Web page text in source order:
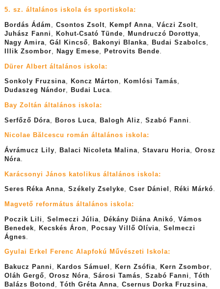
5. sz. általános iskola és sportiskola:
Bordás Ádám , Csontos Zsolt, Kempf Anna, Váczi Zsolt,
Juhász Fanni , Kohut-Csató Tünde, Mundruczó Dorottya,
Nagy Amira, Gál Kincső, Bakonyi Blanka, Budai Szabolcs,
Illik Zsombor, Nagy Emese, Petrovits Bende.
Dürer Albert általános iskola:
Sonkoly Fruzsina, Koncz Márton, Komlósi Tamás,
Dudaszeg Nándor, Budai Luca.
Bay Zoltán általános iskola:
Serfőző Dóra Boros Luca Balogh Aliz Szabó Fanni
Nicolae Bălcescu román általános iskola:
Ávrámucz Lily, Balaci Nicoleta Malina, Stavaru Horia, Orosz
Nóra.
Karácsonyi János katolikus általános iskola:
Seres Réka Anna, Székely Zselyke, Cser Dániel , Réki Márkó.
Magvető református általános iskola:
Poczik Lili Selmeczi Júlia Dékány Diána Anikó
Vámos
Benedek
Kecskés Áron Pocsay Villő Olívia
Selmeczi
Ágnes
Gyulai Erkel Ferenc Alapfokú Művészeti Iskola:
Bakucz Panni , Kardos Sámuel , Kern Zsófia, Kern Zsombor,
Oláh Gergő, Orosz Nóra, Sárosi Tamás, Szabó Fanni , Tóth
Balázs Botond , Tóth Gréta Anna, Csernus Dorka Fruzsina,